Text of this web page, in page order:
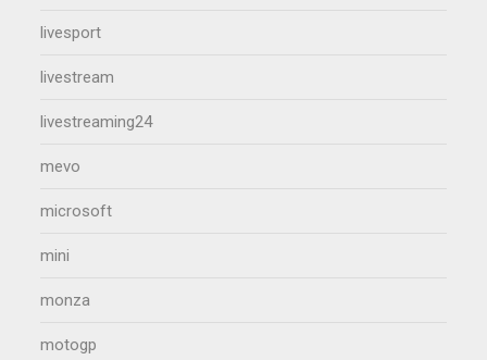
livesport
livestream
livestreaming24
mevo
microsoft
mini
monza
motogp